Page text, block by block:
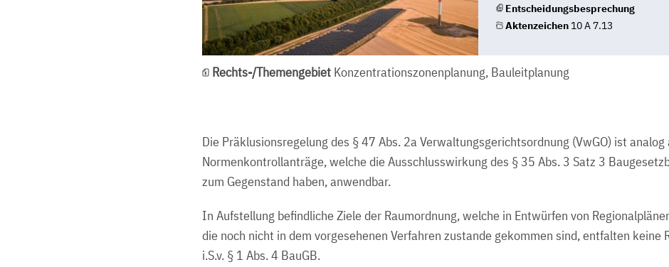
Entscheidungsbesprechung
Aktenzeichen 10 A 7.13
Rechts-/ThemengebietKonzentrationszonenplanung, Bauleitplanung
Die Präklusionsregelung des § 47 Abs. 2a Verwaltungsgerichtsordnung (VwGO) ist analog
Normenkontrollanträge, welche die Ausschlusswirkung des § 35 Abs. 3 Satz 3
zum Gegenstand haben, anwendbar.
In Aufstellung befindliche Ziele der Raumordnung, welche in Entwürfen von
die noch nicht in dem vorgesehenen Verfahren zustande gekommen sind, entfalten keine
i.S.v. § 1 Abs. 4 BauGB.